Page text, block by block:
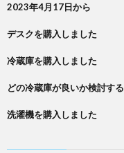
2023年4月17日から
デスクを購入しました
冷蔵庫を購入しました
どの冷蔵庫が良いか検討する
洗濯機を購入しました